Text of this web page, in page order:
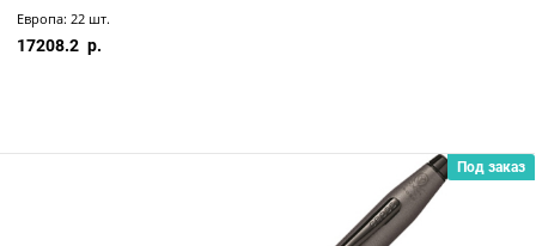
Европа: 22 шт.
17208.2
Под заказ